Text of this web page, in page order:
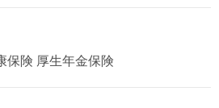
保険 厚生年金保険